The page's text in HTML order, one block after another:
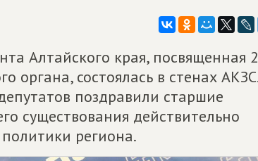
Алтайского края, посвященная
органа, состоялась в стенах АКЗС.
поздравили старшие
существования действительно
региона.